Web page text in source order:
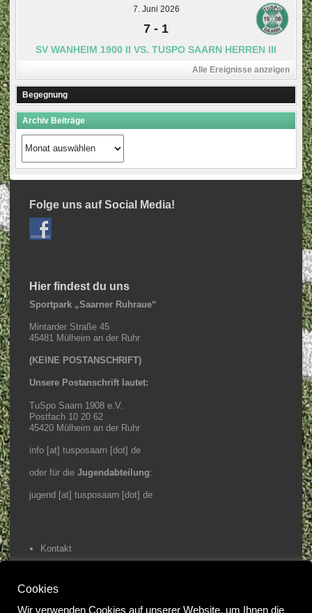
7. Juni 2026
7 - 1
SV WANHEIM 1900 II VS. TUSPO SAARN HERREN III
Alle Ereignisse anzeigen
Begegnung
Archiv Beiträge
Archiv
Beiträge
Folge uns auf Social Media!
Hier findest du uns
Sportpark „Saarner Ruhraue“
Mintarder Straße 45
45481 Mülheim an der Ruhr
(KEINE POSTANSCHRIFT)
Unsere Postanschrift lautet:
TuSpo Saarn 1908 e.V.
Postfach 10 20 62
45420 Mülheim an der Ruhr
info [at] tusposaarn [dot] de
oder für die Jugendabteilung:
jugend [at] tusposaarn [dot] de
Kontakt
Home
Cookies
Wir verwenden Cookies auf unserer Website, um Ihnen die